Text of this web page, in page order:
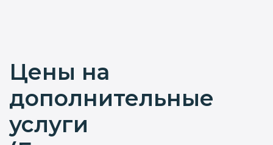
Цены на
дополнительные
услуги